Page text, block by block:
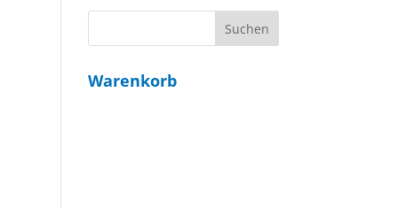
Warenkorb